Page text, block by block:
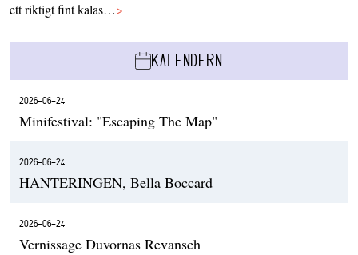
ett riktigt fint kalas…>
KALENDERN
2026-06-24
Minifestival: "Escaping The Map"
2026-06-24
HANTERINGEN, Bella Boccard
2026-06-24
Vernissage Duvornas Revansch